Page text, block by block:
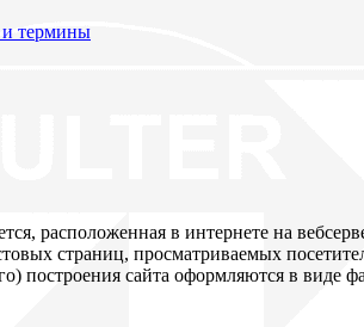
термины
расположенная в интернете на
страниц, просматриваемых
построения сайта оформляются в